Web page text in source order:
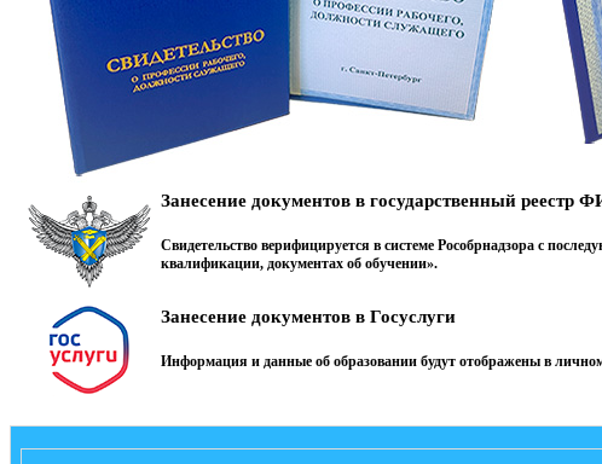
Занесение документов в государственный реестр
Свидетельство верифицируется в системе Рособрнадзора с
квалификации, документах об обучении».
Занесение документов в Госуслуги
Информация и данные об образовании будут отображены в